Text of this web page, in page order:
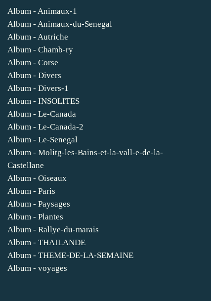
Album - Animaux-1
Album - Animaux-du-Senegal
Album - Autriche
Album - Chamb-ry
Album - Corse
Album - Divers
Album - Divers-1
Album - INSOLITES
Album - Le-Canada
Album - Le-Canada-2
Album - Le-Senegal
Album - Molitg-les-Bains-et-la-vall-e-de-la-
Castellane
Album - Oiseaux
Album - Paris
Album - Paysages
Album - Plantes
Album - Rallye-du-marais
Album - THAILANDE
Album - THEME-DE-LA-SEMAINE
Album - voyages